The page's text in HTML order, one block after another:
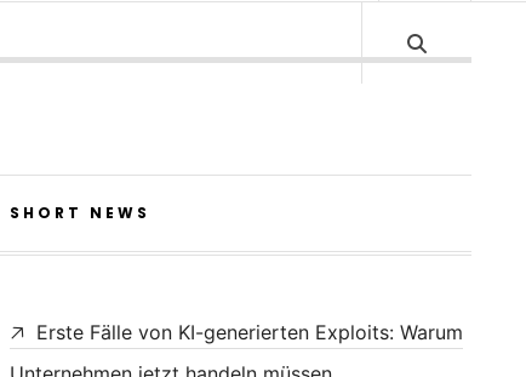
SHORT NEWS
Erste Fälle von KI-generierten Exploits: Warum